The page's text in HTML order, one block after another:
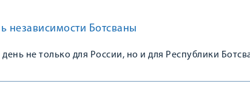
независимости Ботсваны
не только для России, но и для Республики